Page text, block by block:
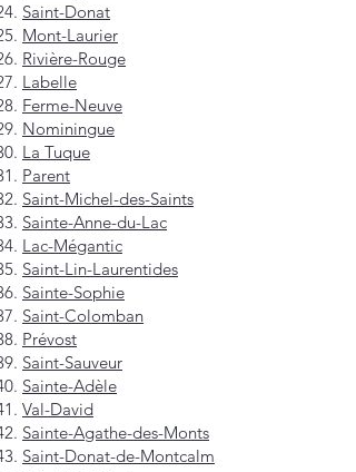
Saint-Donat
Mont-Laurier
Rivière-Rouge
Labelle
Ferme-Neuve
Nominingue
La Tuque
Parent
Saint-Michel-des-Saints
Sainte-Anne-du-Lac
Lac-Mégantic
Saint-Lin-Laurentides
Sainte-Sophie
Saint-Colomban
Prévost
Saint-Sauveur
Sainte-Adèle
Val-David
Sainte-Agathe-des-Monts
Saint-Donat-de-Montcalm